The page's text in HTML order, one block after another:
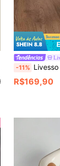
-11% Livesso Outono/Inverno 2025 Saltos Altos Chunky
R$169,90